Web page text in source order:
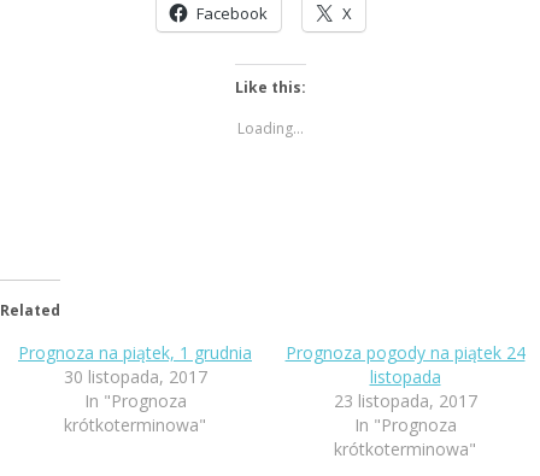
Facebook X
Like this:
Loading...
Related
Prognoza na piątek, 1 grudnia
30 listopada, 2017
In "Prognoza
krótkoterminowa"
Prognoza pogody na piątek 24
listopada
23 listopada, 2017
In "Prognoza
krótkoterminowa"